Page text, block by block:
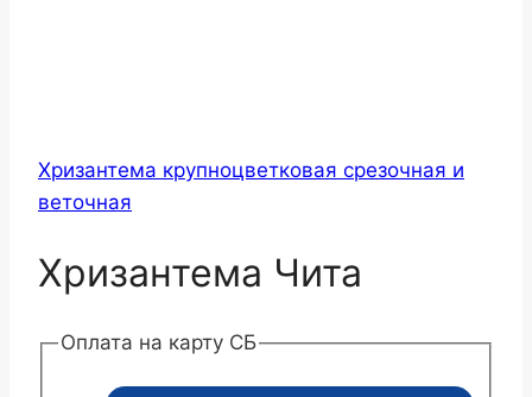
Хризантема крупноцветковая срезочная и
веточная
Хризантема Чита
Оплата на карту СБ